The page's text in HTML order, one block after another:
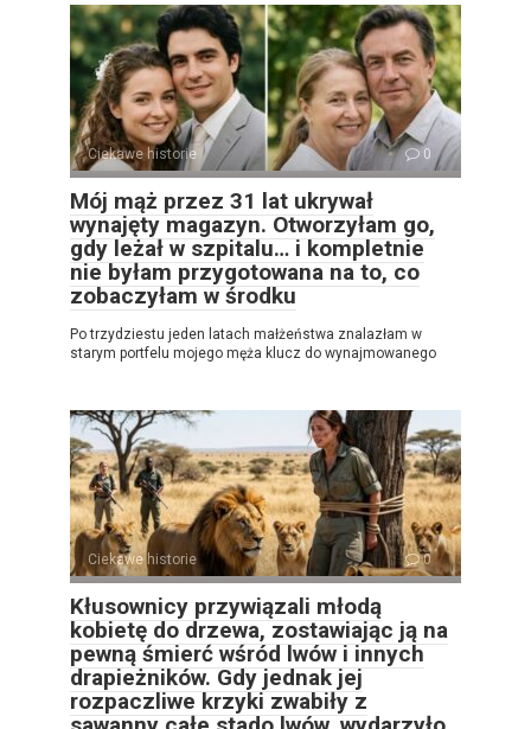
Ciekawe historie 0
Mój mąż przez 31 lat ukrywał
wynajęty magazyn. Otworzyłam go,
gdy leżał w szpitalu… i kompletnie
nie byłam przygotowana na to, co
zobaczyłam w środku
Po trzydziestu jeden latach małżeństwa znalazłam w
starym portfelu mojego męża klucz do wynajmowanego
Ciekawe historie 0
Kłusownicy przywiązali młodą
kobietę do drzewa, zostawiając ją na
pewną śmierć wśród lwów i innych
drapieżników. Gdy jednak jej
rozpaczliwe krzyki zwabiły z